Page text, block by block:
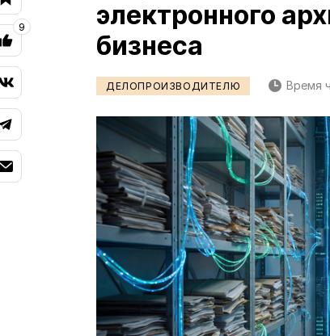
электронного
бизнеса
ДЕЛОПРОИЗВОДИТЕЛЮ Время
9